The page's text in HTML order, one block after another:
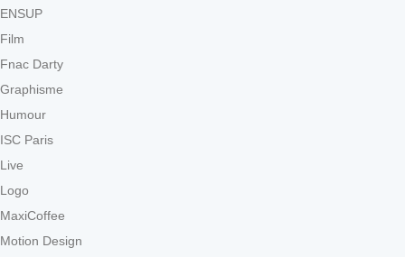
ENSUP
Film
Fnac Darty
Graphisme
Humour
ISC Paris
Live
Logo
MaxiCoffee
Motion Design